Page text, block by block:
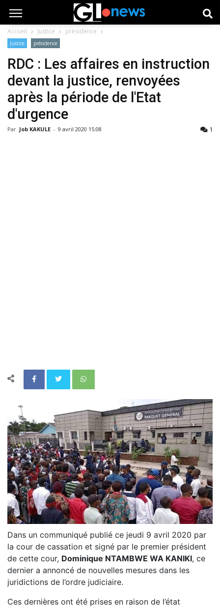
Accueil Justice présidence
Justice présidence
RDC : Les affaires en instruction
devant la justice, renvoyées
après la période de l'Etat
d'urgence
Par Job KAKULE - 9 avril 2020 15:08 1
Dans un communiqué publié ce jeudi 9 avril 2020 par
la cour de cassation et signé par le premier président
de cette cour, Dominique NTAMBWE WA KANIKI, ce
dernier a annoncé de nouvelles mesures dans les
juridictions de l’ordre judiciaire.
Ces dernières ont été prises en raison de l’état